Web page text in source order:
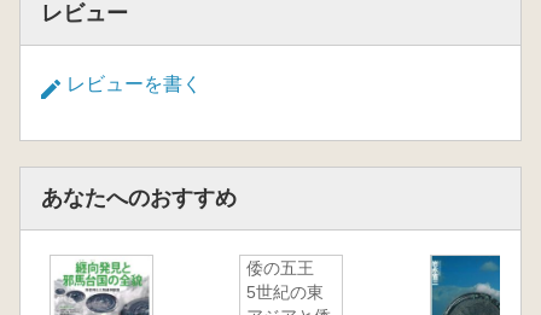
レビュー
レビューを書く
あなたへのおすすめ
倭の五王
5世紀の東